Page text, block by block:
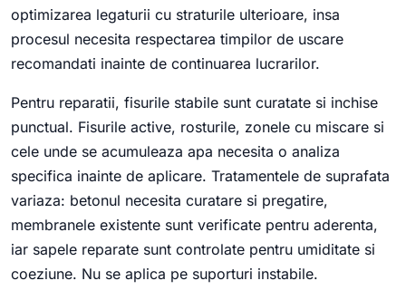
optimizarea legaturii cu straturile ulterioare, insa
procesul necesita respectarea timpilor de uscare
recomandati inainte de continuarea lucrarilor.
Pentru reparatii, fisurile stabile sunt curatate si inchise
punctual. Fisurile active, rosturile, zonele cu miscare si
cele unde se acumuleaza apa necesita o analiza
specifica inainte de aplicare. Tratamentele de suprafata
variaza: betonul necesita curatare si pregatire,
membranele existente sunt verificate pentru aderenta,
iar sapele reparate sunt controlate pentru umiditate si
coeziune. Nu se aplica pe suporturi instabile.